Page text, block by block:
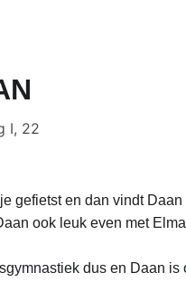
I, 22
gefietst en dan vindt
ook leuk even met
dus en Daan is